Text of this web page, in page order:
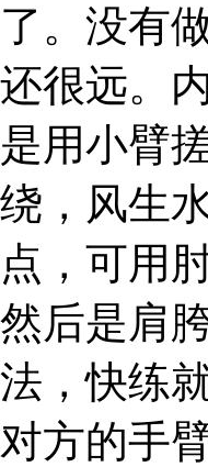
了。没有
还很远。
是用小臂
绕，风生
点，可用
然后是肩
法，快练
对方的手